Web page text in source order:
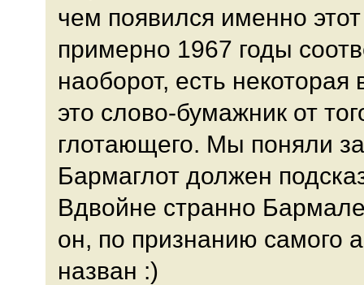
чем появился именно
примерно 1967 годы
наоборот, есть
это слово-бумажник от
глотающего. Мы поняли
Бармаглот должен
Вдвойне странно
он, по признанию самого
назван :)